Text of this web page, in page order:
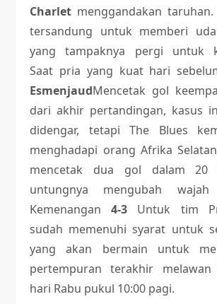
Charlet menggandakan
tersandung untuk memberi
yang tampaknya pergi untuk
Saat pria yang kuat hari
EsmenjaudMencetak gol
dari akhir pertandingan, kasus
didengar, tetapi The Blues
menghadapi orang Afrika
mencetak dua gol dalam 20
untungnya mengubah wajah
Kemenangan4-3 Untuk tim
sudah memenuhi syarat untuk
yang akan bermain untuk
pertempuran terakhir melawan
hari Rabu pukul 10:00 pagi.